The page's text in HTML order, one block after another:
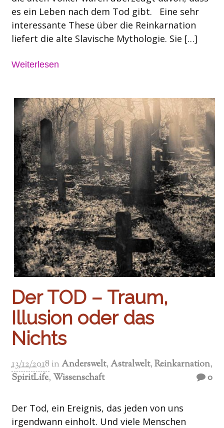
es ein Leben nach dem Tod gibt. Eine sehr
interessante These über die Reinkarnation
liefert die alte Slavische Mythologie. Sie […]
Weiterlesen
Der TOD – Traum,
Illusion oder das
Nichts
13/12/2018 inAnderswelt,Astralwelt,Reinkarnation,
SpiritLife, Wissenschaft 0
Der Tod, ein Ereignis, das jeden von uns
irgendwann einholt. Und viele Menschen